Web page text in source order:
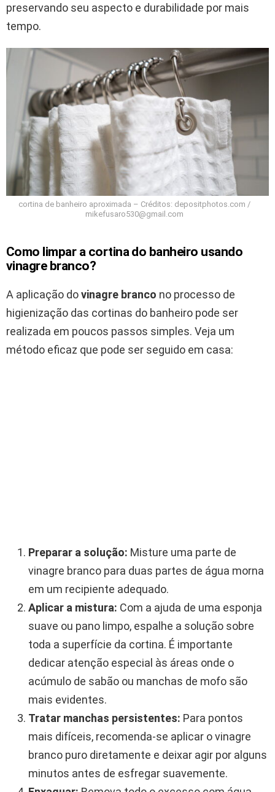
preservando seu aspecto e durabilidade por mais
tempo.
cortina de banheiro aproximada – Créditos: depositphotos.com /
mikefusaro530@gmail.com
Como limpar a cortina do banheiro usando
vinagre branco?
A aplicação dovinagre branco no processo de
higienização das cortinas do banheiro pode ser
realizada em poucos passos simples. Veja um
método eficaz que pode ser seguido em casa:
Preparar a solução: Misture uma parte de
vinagre branco para duas partes de água morna
em um recipiente adequado.
Aplicar a mistura: Com a ajuda de uma esponja
suave ou pano limpo, espalhe a solução sobre
toda a superfície da cortina. É importante
dedicar atenção especial às áreas onde o
acúmulo de sabão ou manchas de mofo são
mais evidentes.
Tratar manchas persistentes: Para pontos
mais difíceis, recomenda-se aplicar o vinagre
branco puro diretamente e deixar agir por alguns
minutos antes de esfregar suavemente.